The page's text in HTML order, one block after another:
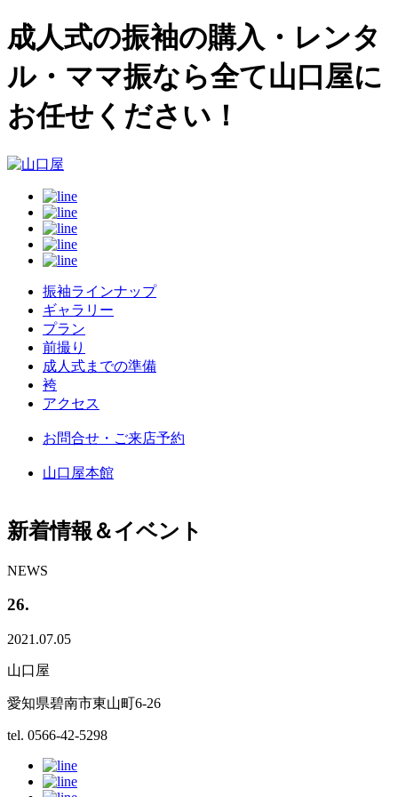
成人式の振袖の購入・レンタ
ル・ママ振なら全て山口屋に
お任せください！
振袖ラインナップ
ギャラリー
プラン
前撮り
成人式までの準備
袴
アクセス
お問合せ・ご来店予約
山口屋本館
新着情報＆イベント
NEWS
26.
2021.07.05
山口屋
愛知県碧南市東山町6-26
tel. 0566-42-5298